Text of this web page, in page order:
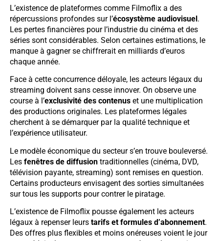
L’existence de plateformes comme Filmoflix a des
répercussions profondes sur l’écosystème audiovisuel.
Les pertes financières pour l’industrie du cinéma et des
séries sont considérables. Selon certaines estimations, le
manque à gagner se chiffrerait en milliards d’euros
chaque année.
Face à cette concurrence déloyale, les acteurs légaux du
streaming doivent sans cesse innover. On observe une
course à l’exclusivité des contenus et une multiplication
des productions originales. Les plateformes légales
cherchent à se démarquer par la qualité technique et
l’expérience utilisateur.
Le modèle économique du secteur s’en trouve bouleversé.
Les fenêtres de diffusion traditionnelles (cinéma, DVD,
télévision payante, streaming) sont remises en question.
Certains producteurs envisagent des sorties simultanées
sur tous les supports pour contrer le piratage.
L’existence de Filmoflix pousse également les acteurs
légaux à repenser leurs tarifs et formules d’abonnement.
Des offres plus flexibles et moins onéreuses voient le jour